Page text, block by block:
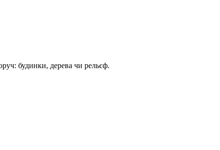
будинки, дерева чи рельєф.